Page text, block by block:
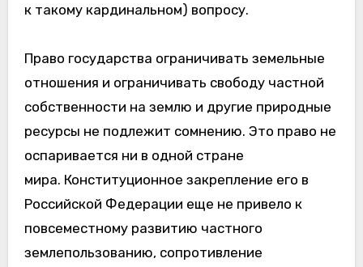
к такому кардинальном) вопросу.
Право государства ограничивать земельные
отношения и ограничивать свободу частной
собственности на землю и другие природные
ресурсы не подлежит сомнению. Это право не
оспаривается ни в одной стране
мира. Конституционное закрепление его в
Российской Федерации еще не привело к
повсеместному развитию частного
землепользованию, сопротивление